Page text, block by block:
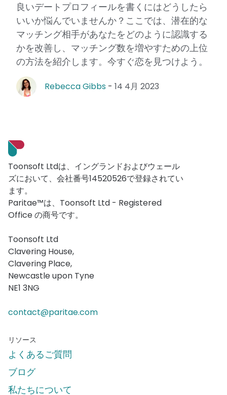
良いデートプロフィールを書くにはどうしたら
いいか悩んでいませんか？ここでは、潜在的な
マッチング相手があなたをどのように認識する
かを改善し、マッチング数を増やすための上位
の方法を紹介します。今すぐ恋を見つけよう。
Rebecca Gibbs - 14 4月 2023
Toonsoft Ltdは、イングランドおよびウェール
ズにおいて、会社番号14520526で登録されてい
ます。
Paritae™は、Toonsoft Ltd - Registered
Office の商号です。
Toonsoft Ltd
Clavering House,
Clavering Place,
Newcastle upon Tyne
NE1 3NG
contact@paritae.com
リソース
よくあるご質問
ブログ
私たちについて